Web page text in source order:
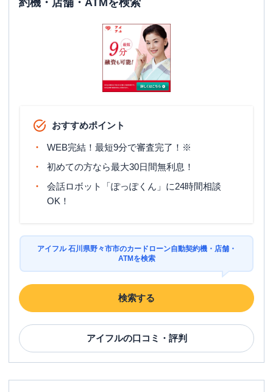
ATM ✕
〇
石川県野々市市御経塚２－６
アイフル 【2025/12/31閉店】１５７号野々
営業時間
平日：
：
日祝：09:00-21:00
平日：-
日祝：-
駐車場 〇
石川県野々市市横宮町５６－１ １階
約機・店舗・ATMを検索
おすすめポイント
WEB完結！最短9分で審査完了！※
初めての方なら最大30日間無利息！
会話ロボット「ぽっぽくん」に24時間相談
OK！
アイフル 石川県野々市市のカードローン自動契約機・店舗・
ATMを検索
検索する
アイフルの口コミ・評判